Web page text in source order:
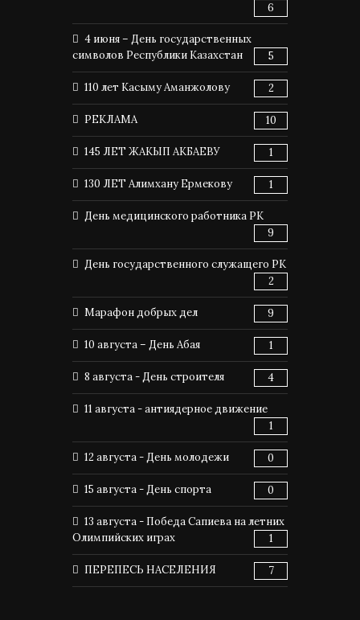
6
4 июня – День государственных
символов Республики Казахстан
5
110 лет Касыму Аманжолову 2
РЕКЛАМА 10
145 ЛЕТ ЖАКЫП АКБАЕВУ 1
130 ЛЕТ Алимхану Ермекову 1
День медицинского работника РК
9
День государственного служащего РК
2
Марафон добрых дел 9
10 августа – День Абая 1
8 августа - День строителя 4
11 августа - антиядерное движение
1
12 августа - День молодежи 0
15 августа - День спорта 0
13 августа - Победа Сапиева на летних
Олимпийских играх
1
ПЕРЕПЕСЬ НАСЕЛЕНИЯ 7